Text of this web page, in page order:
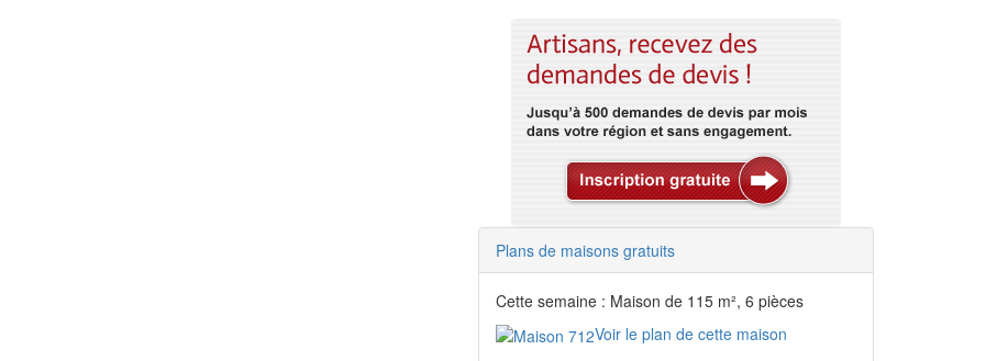
Plans de maisons gratuits
Cette semaine : Maison de 115 m², 6 pièces
Voir le plan de cette maison